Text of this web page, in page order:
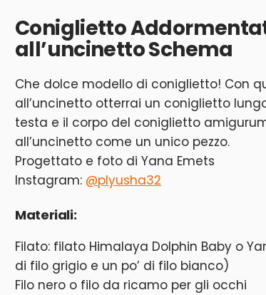
Coniglietto
all’uncinetto Schema
Che dolce modello di coniglietto! Con
all’uncinetto otterrai un coniglietto
testa e il corpo del coniglietto
all’uncinetto come un unico pezzo.
Progettato e foto di Yana Emets
Instagram: @plyusha32
Materiali:
Filato: filato Himalaya Dolphin Baby o
di filo grigio e un po’ di filo bianco)
Filo nero o filo da ricamo per gli occhi